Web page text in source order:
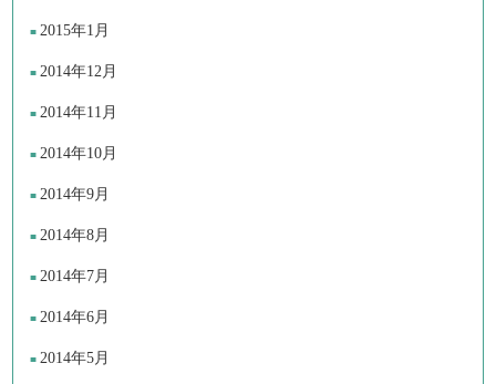
2015年1月
2014年12月
2014年11月
2014年10月
2014年9月
2014年8月
2014年7月
2014年6月
2014年5月